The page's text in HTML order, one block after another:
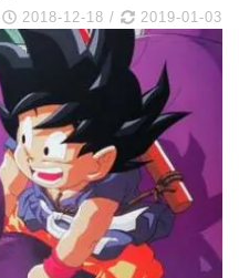
2018-12-18 / 2019-01-03